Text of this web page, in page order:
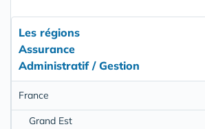
Les régions
Assurance
Administratif / Gestion
France
Grand Est